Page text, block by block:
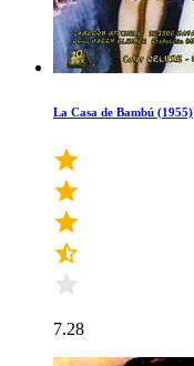
La Casa de Bambú (1955)
7.28